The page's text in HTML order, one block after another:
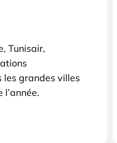
Tunisair,
grandes villes